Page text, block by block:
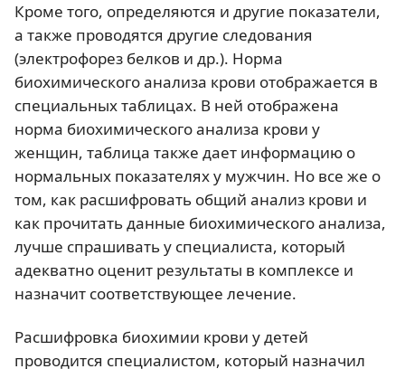
Кроме того, определяются и другие показатели,
а также проводятся другие следования
(электрофорез белков и др.). Норма
биохимического анализа крови отображается в
специальных таблицах. В ней отображена
норма биохимического анализа крови у
женщин, таблица также дает информацию о
нормальных показателях у мужчин. Но все же о
том, как расшифровать общий анализ крови и
как прочитать данные биохимического анализа,
лучше спрашивать у специалиста, который
адекватно оценит результаты в комплексе и
назначит соответствующее лечение.
Расшифровка биохимии крови у детей
проводится специалистом, который назначил